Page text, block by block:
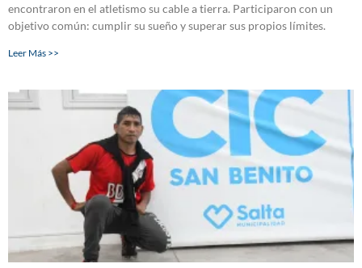
encontraron en el atletismo su cable a tierra. Participaron con un
objetivo común: cumplir su sueño y superar sus propios límites.
Leer Más >>